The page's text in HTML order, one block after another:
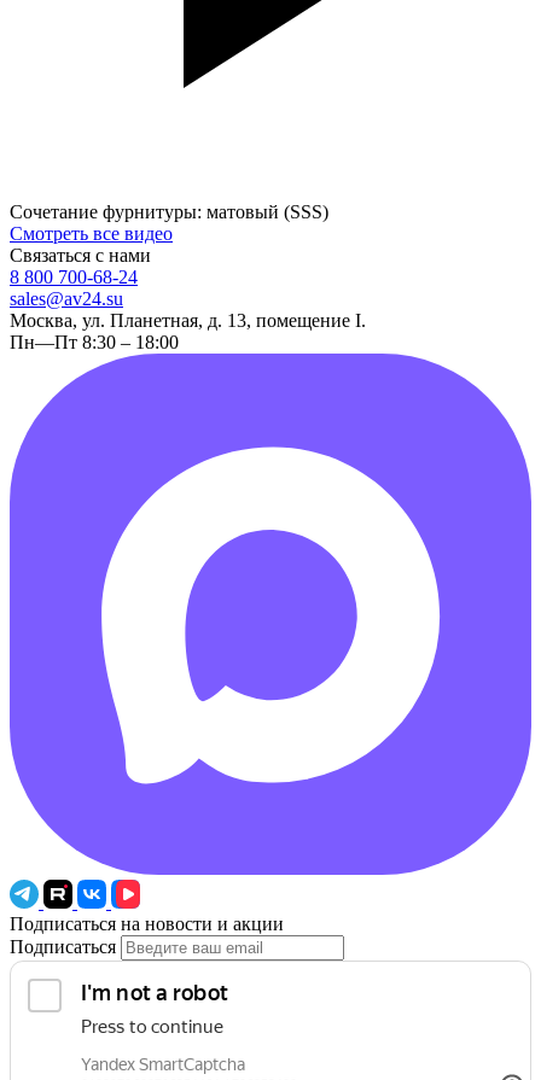
Сочетание фурнитуры: матовый (SSS)
Смотреть все видео
Связаться с нами
8 800 700-68-24
sales@av24.su
Москва, ул. Планетная, д. 13, помещение I.
Пн—Пт 8:30 – 18:00
Подписаться на новости и акции
Подписаться